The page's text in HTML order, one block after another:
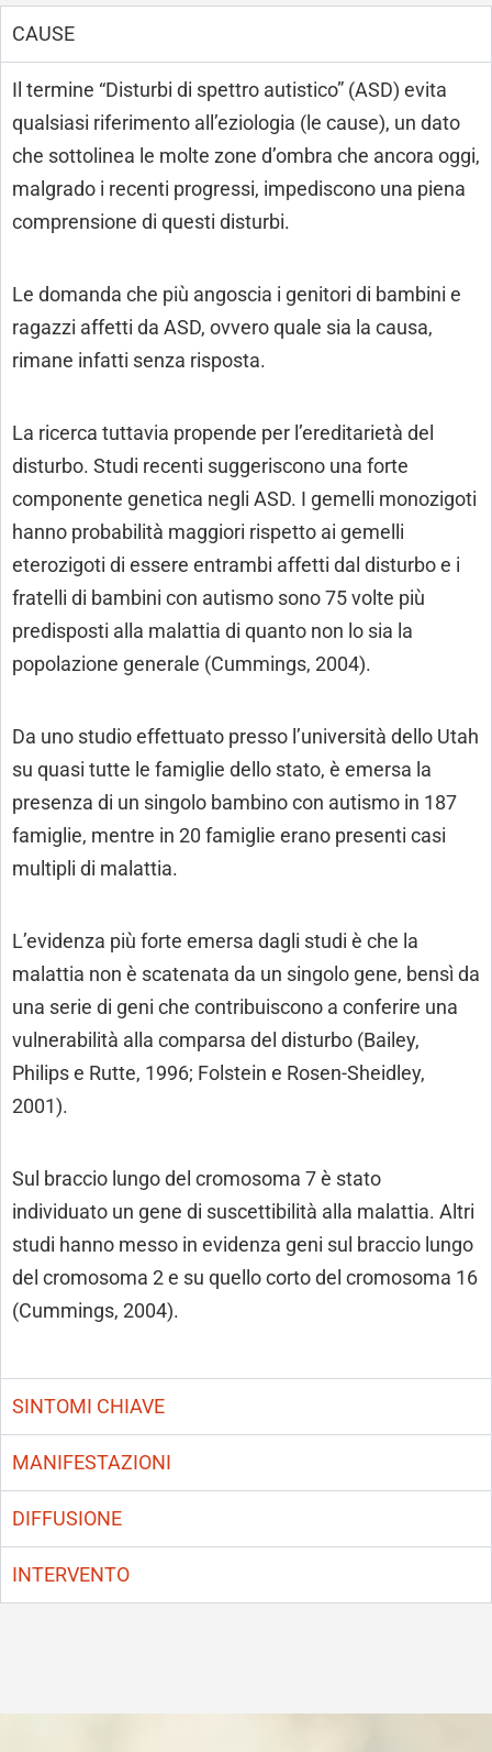
CAUSE
Il termine “Disturbi di spettro autistico” (ASD) evita
qualsiasi riferimento all’eziologia (le cause), un dato
che sottolinea le molte zone d’ombra che ancora oggi,
malgrado i recenti progressi, impediscono una piena
comprensione di questi disturbi.
Le domanda che più angoscia i genitori di bambini e
ragazzi affetti da ASD, ovvero quale sia la causa,
rimane infatti senza risposta.
La ricerca tuttavia propende per l’ereditarietà del
disturbo. Studi recenti suggeriscono una forte
componente genetica negli ASD. I gemelli monozigoti
hanno probabilità maggiori rispetto ai gemelli
eterozigoti di essere entrambi affetti dal disturbo e i
fratelli di bambini con autismo sono 75 volte più
predisposti alla malattia di quanto non lo sia la
popolazione generale (Cummings, 2004).
Da uno studio effettuato presso l’università dello Utah
su quasi tutte le famiglie dello stato, è emersa la
presenza di un singolo bambino con autismo in 187
famiglie, mentre in 20 famiglie erano presenti casi
multipli di malattia.
L’evidenza più forte emersa dagli studi è che la
malattia non è scatenata da un singolo gene, bensì da
una serie di geni che contribuiscono a conferire una
vulnerabilità alla comparsa del disturbo (Bailey,
Philips e Rutte, 1996; Folstein e Rosen-Sheidley,
2001).
Sul braccio lungo del cromosoma 7 è stato
individuato un gene di suscettibilità alla malattia. Altri
studi hanno messo in evidenza geni sul braccio lungo
del cromosoma 2 e su quello corto del cromosoma 16
(Cummings, 2004).
SINTOMI CHIAVE
MANIFESTAZIONI
DIFFUSIONE
INTERVENTO